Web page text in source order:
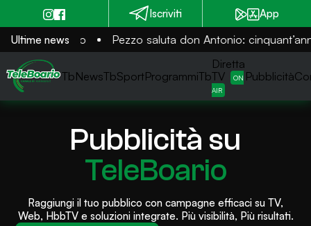
Home
TbNews
TbSport
Programmi Tb
Pubblicità
Contatti
Ultime news
Grasso Pezzo saluta don Antonio: cinquant’anni al
Iscriviti App
TbNewsTbSportProgrammiTb
Diretta
TV
Pubblicità
Pubblicità su
TeleBoario
Raggiungi il tuo pubblico con campagne efficaci su TV,
Web, HbbTV e soluzioni integrate. Più visibilità, Più risultati.